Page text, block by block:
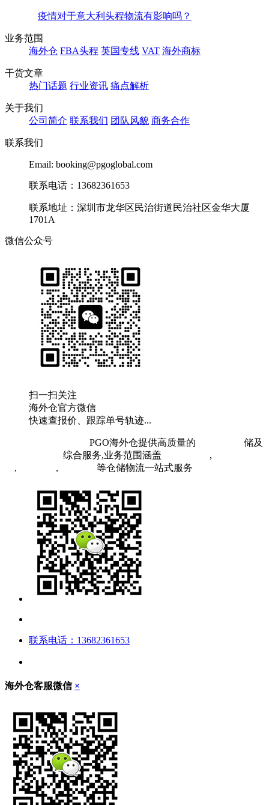
疫情对于意大利头程物流有影响吗？
业务范围
海外仓 FBA头程 英国专线 VAT 海外商标
干货文章
热门话题 行业资讯 痛点解析
关于我们
公司简介 联系我们 团队风貌 商务合作
联系我们
Email: booking@pgoglobal.com
联系电话：13682361653
联系地址：深圳市龙华区民治街道民治社区金华大厦
1701A
微信公众号
扫一扫关注
海外仓官方微信
快速查报价、跟踪单号轨迹...
PGO海外仓提供高质量的
储及
综合服务,业务范围涵盖 ,
, , 等仓储物流一站式服务
联系电话：13682361653
海外仓客服微信 ×